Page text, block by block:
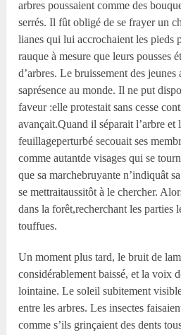
arbres poussaient comme des
serrés. Il fût obligé de se frayer un
lianes qui lui accrochaient les pieds
rauque à mesure que leurs pousses
d’arbres. Le bruissement des
saprésence au monde. Il ne put
faveur :elle protestait sans cesse
avançait.Quand il séparait l’arbre et
feuillageperturbé secouait ses
comme autantde visages qui se
que sa marchebruyante n’indiquât
se mettraitaussitôt à le chercher.
dans la forêt,recherchant les parties
touffues.
Un moment plus tard, le bruit de
considérablement baissé, et la voix
lointaine. Le soleil subitement
entre les arbres. Les insectes
comme s’ils grinçaient des dents